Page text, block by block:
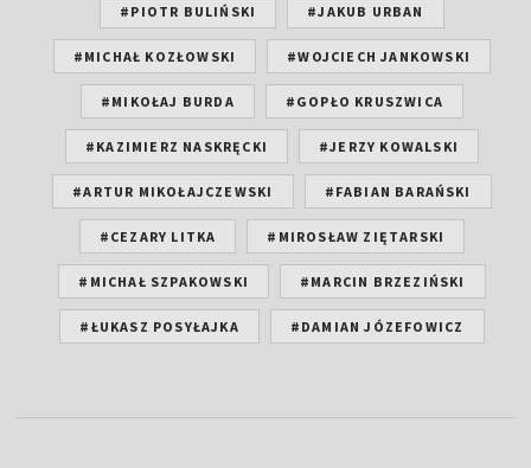
#PIOTR BULIŃSKI #JAKUB URBAN
#MICHAŁ KOZŁOWSKI #WOJCIECH JANKOWSKI
#MIKOŁAJ BURDA #GOPŁO KRUSZWICA
#KAZIMIERZ NASKRĘCKI #JERZY KOWALSKI
#ARTUR MIKOŁAJCZEWSKI #FABIAN BARAŃSKI
#CEZARY LITKA #MIROSŁAW ZIĘTARSKI
#MICHAŁ SZPAKOWSKI #MARCIN BRZEZIŃSKI
#ŁUKASZ POSYŁAJKA #DAMIAN JÓZEFOWICZ